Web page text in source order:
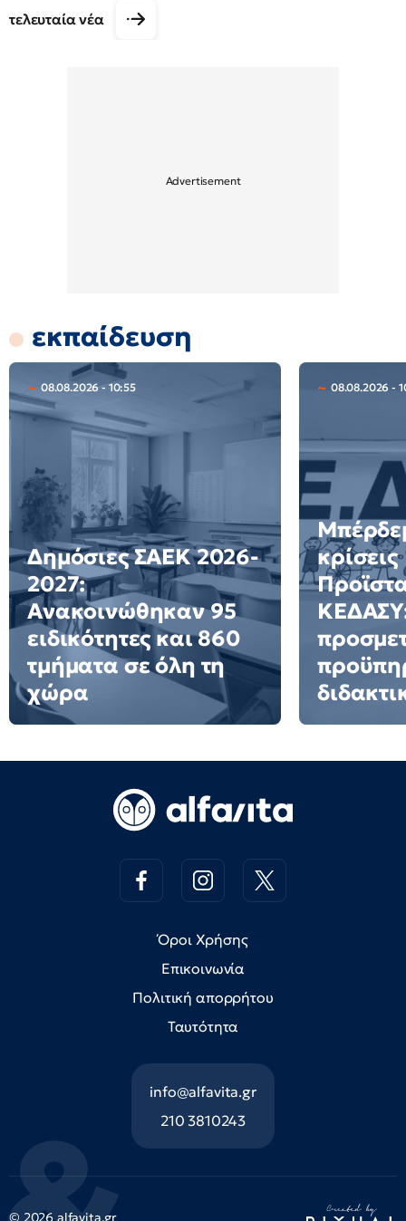
τελευταία νέα
εκπαίδευση
08.08.2026 - 10:55
Δημόσιες ΣΑΕΚ 2026-
2027:
Ανακοινώθηκαν 95
ειδικότητες και 860
τμήματα σε όλη τη
χώρα
08.08.2026 -
κρίσεις
ΚΕΔΑΣΥ:
Όροι Χρήσης
Επικοινωνία
Πολιτική απορρήτου
Ταυτότητα
info@alfavita.gr
210 3810243
© 2026 alfavita.gr